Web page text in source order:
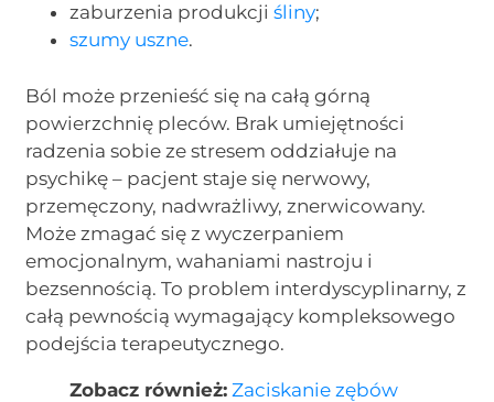
zaburzenia produkcjiśliny;
szumy uszne.
Ból może przenieść się na całą górną
powierzchnię pleców. Brak umiejętności
radzenia sobie ze stresem oddziałuje na
psychikę – pacjent staje się nerwowy,
przemęczony, nadwrażliwy, znerwicowany.
Może zmagać się z wyczerpaniem
emocjonalnym, wahaniami nastroju i
bezsennością. To problem interdyscyplinarny, z
całą pewnością wymagający kompleksowego
podejścia terapeutycznego.
Zobacz również: Zaciskanie zębów